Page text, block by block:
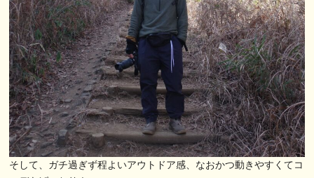
そして、ガチ過ぎず程よいアウトドア感、なおかつ動きやすくてコ